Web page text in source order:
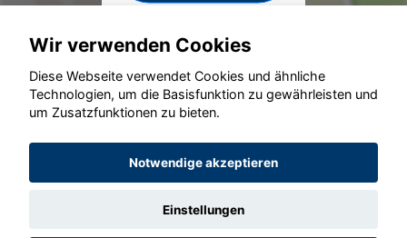
© konjunkturmotor.de GmbH 2020 - 2026
Wir verwenden Cookies
Diese Webseite verwendet Cookies und ähnliche
Technologien, um die Basisfunktion zu gewährleisten und
um Zusatzfunktionen zu bieten.
Notwendige akzeptieren
Einstellungen